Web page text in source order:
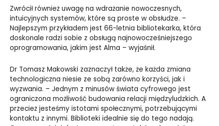
Zwrócił również uwagę na wdrażanie nowoczesnych,
intuicyjnych systemów, które są proste w obsłudze. –
Najlepszym przykładem jest 66-letnia bibliotekarka, która
doskonale radzi sobie z obsługą najnowocześniejszego
oprogramowania, jakim jest Alma – wyjaśnił.
Dr Tomasz Makowski zaznaczył także, że każda zmiana
technologiczna niesie ze sobą zarówno korzyści, jak i
wyzwania. – Jednym z minusów świata cyfrowego jest
ograniczona możliwość budowania relacji międzyludzkich. A
przecież jesteśmy istotami społecznymi, potrzebującymi
kontaktu z innymi. Biblioteki idealnie się do tego nadają.